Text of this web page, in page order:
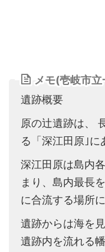
メモ(壱岐市
遺跡概要
原の辻遺跡は、
る「深江田原｣に
深江田原は島内
まり、島内最長
に合流する場所
遺跡からは海を
遺跡内を流れる